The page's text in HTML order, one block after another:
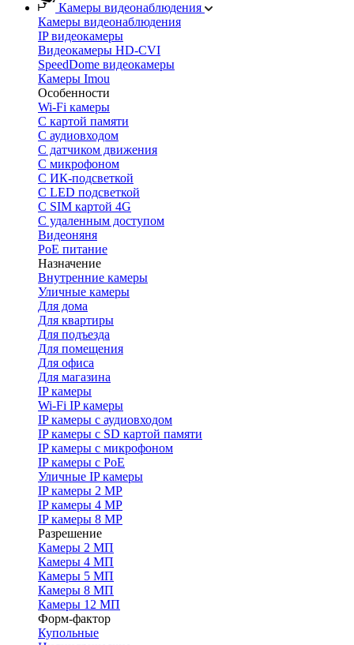
Камеры видеонаблюдения
Камеры видеонаблюдения
IP видеокамеры
Видеокамеры HD-CVI
SpeedDome видеокамеры
Камеры Imou
Особенности
Wi-Fi камеры
С картой памяти
С аудиовходом
С датчиком движения
С микрофоном
С ИК-подсветкой
С LED подсветкой
C SIM картой 4G
C удаленным доступом
Видеоняня
PoE питание
Назначение
Внутренние камеры
Уличные камеры
Для дома
Для квартиры
Для подъезда
Для помещения
Для офиса
Для магазина
IP камеры
Wi-Fi IP камеры
IP камеры с аудиовходом
IP камеры с SD картой памяти
IP камеры с микрофоном
IP камеры с PoE
Уличные IP камеры
IP камеры 2 MP
IP камеры 4 MP
IP камеры 8 MP
Разрешение
Камеры 2 МП
Камеры 4 МП
Камеры 5 МП
Камеры 8 МП
Камеры 12 МП
Форм-фактор
Купольные